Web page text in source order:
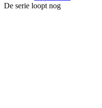
De serie loopt nog